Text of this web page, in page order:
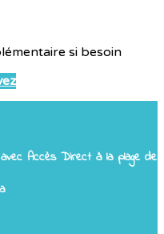
si besoin
Accès Direct à la plage de